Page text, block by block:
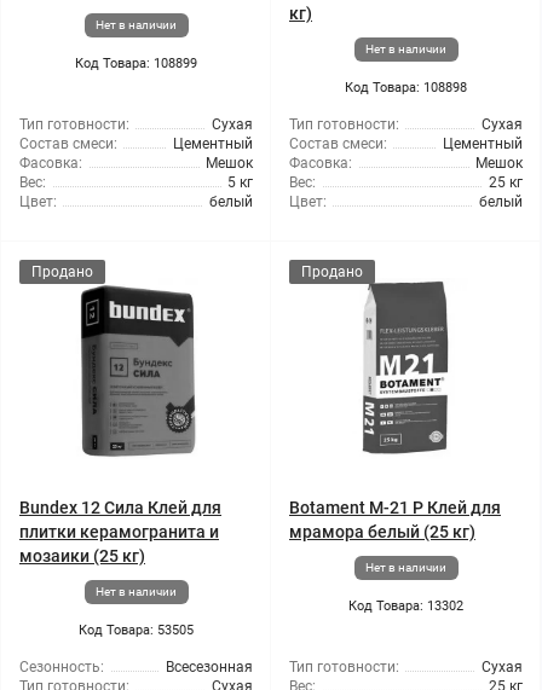
Нет в наличии
Код Товара: 108899
Тип готовности:
Сухая
Состав смеси:
Цементный
Фасовка:
Мешок
Вес:
5 кг
Цвет:
белый
кг)
Нет в наличии
Код Товара: 108898
Тип готовности:
Сухая
Состав смеси:
Цементный
Фасовка:
Мешок
Вес:
25 кг
Цвет:
белый
Продано
Bundex 12 Сила Клей для
плитки керамогранита и
мозаики (25 кг)
Нет в наличии
Код Товара: 53505
Сезонность:
Всесезонная
Тип готовности:
Сухая
Продано
Botament M-21 Р Клей для
мрамора белый (25 кг)
Нет в наличии
Код Товара: 13302
Тип готовности:
Сухая
Вес:
25 кг